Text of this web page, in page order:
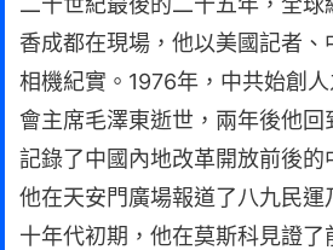
香成都在現場，他以美國記者
相機紀實。1976年，中共始創
會主席毛澤東逝世，兩年後他
記錄了中國內地改革開放前後的
他在天安門廣場報道了八九民
十年代初期，他在莫斯科見證